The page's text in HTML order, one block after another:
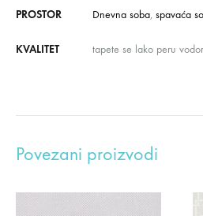
PROSTOR Dnevna soba, spavaća
KVALITET tapete se lako peru
Povezani proizvodi